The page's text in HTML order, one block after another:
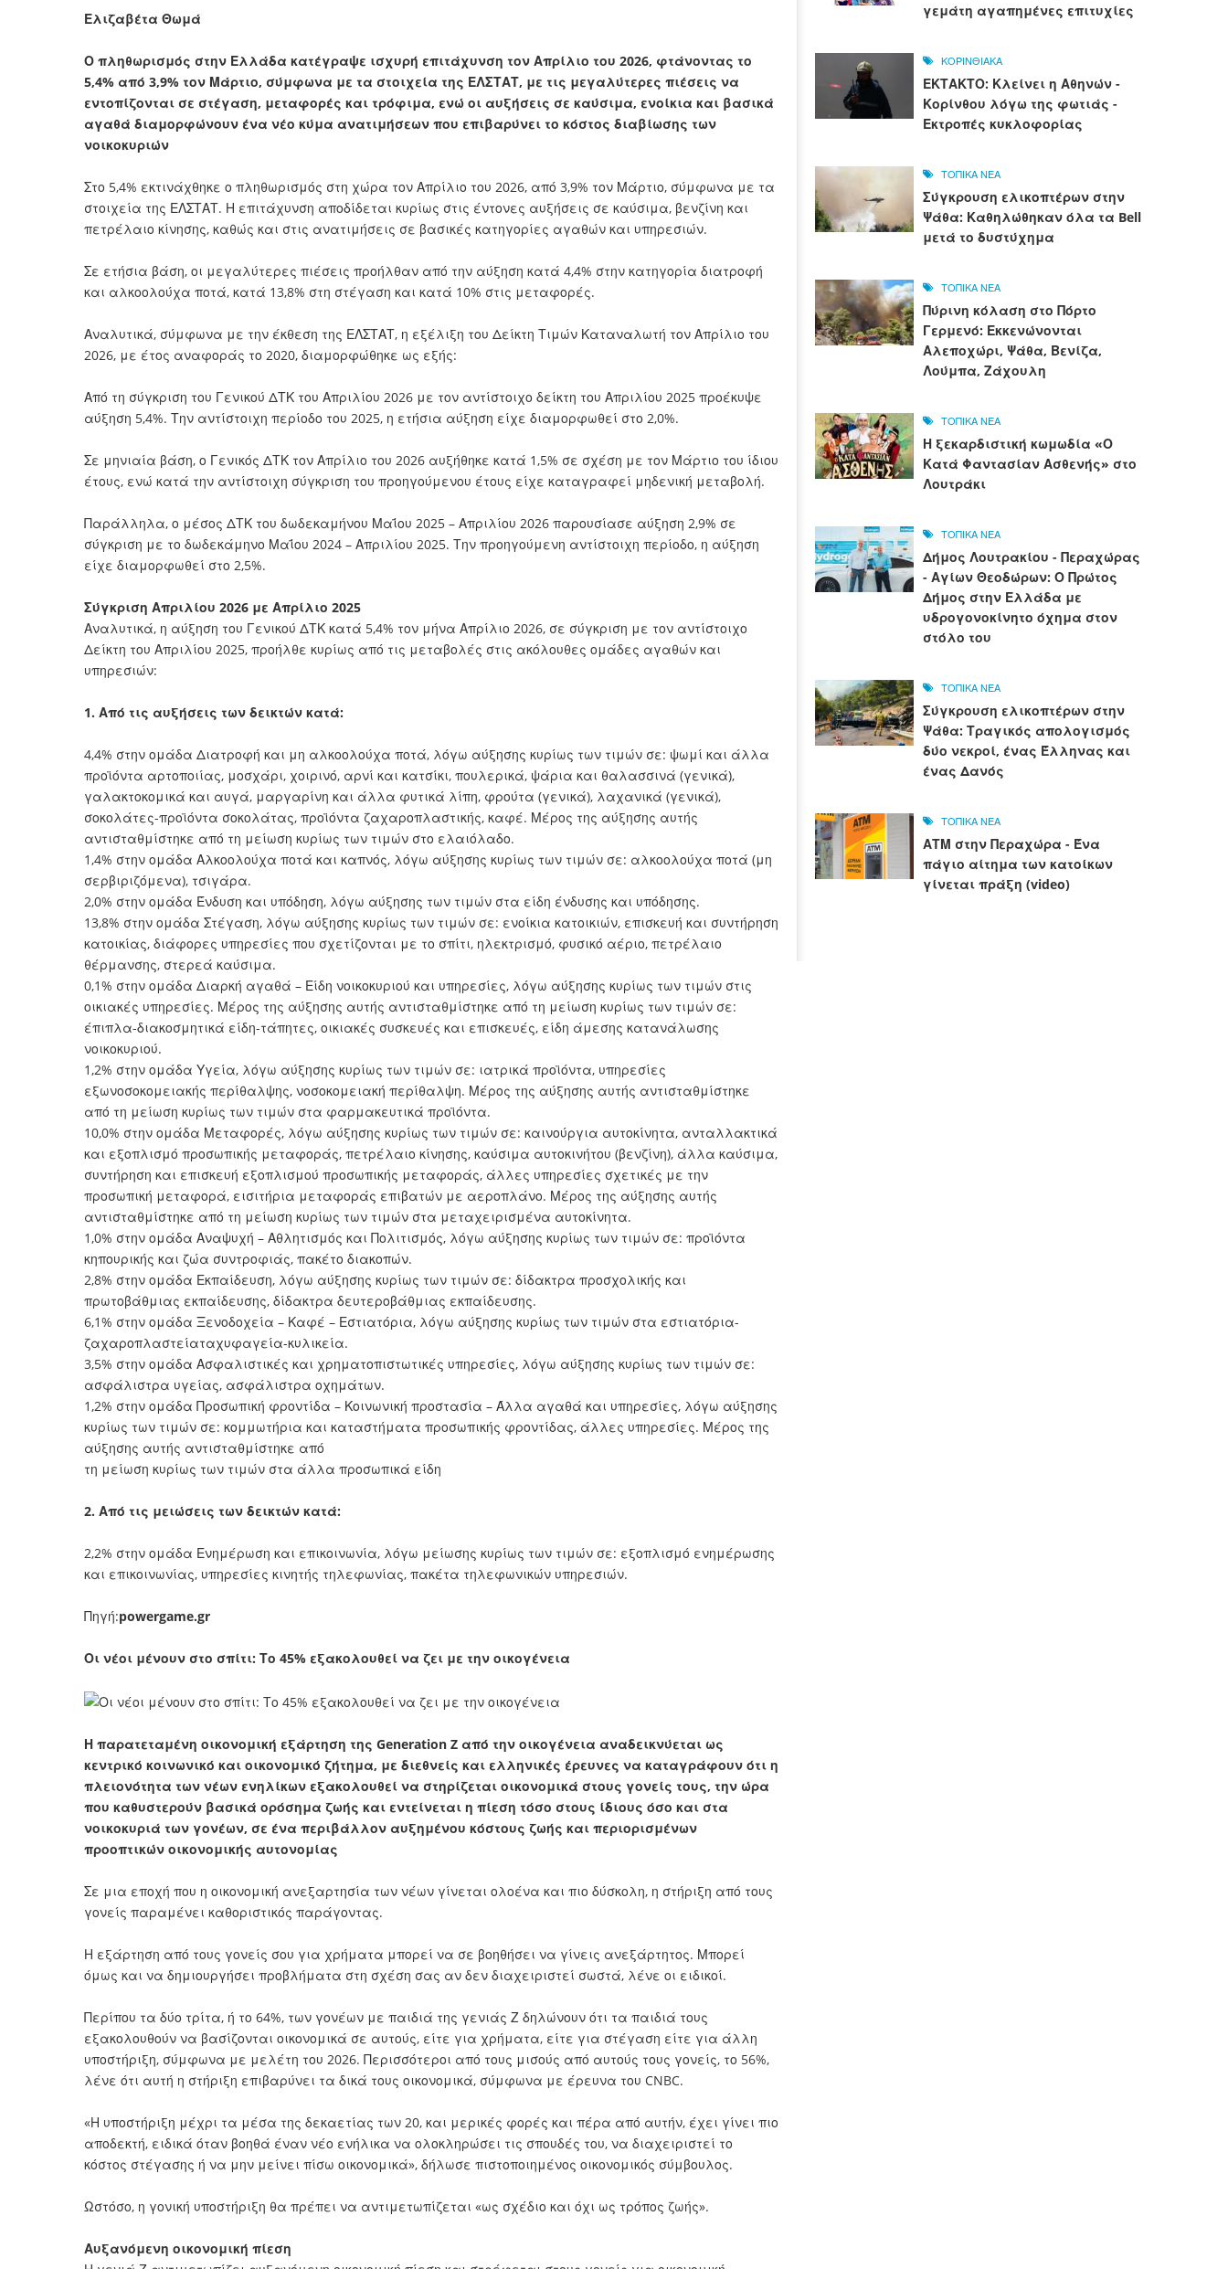
Ελιζαβέτα Θωμά
Ο πληθωρισμός στην Ελλάδα κατέγραψε ισχυρή επιτάχυνση τον Απρίλιο του 2026, φτάνοντας το
5,4% από 3,9% τον Μάρτιο, σύμφωνα με τα στοιχεία της ΕΛΣΤΑΤ, με τις μεγαλύτερες πιέσεις να
εντοπίζονται σε στέγαση, μεταφορές και τρόφιμα, ενώ οι αυξήσεις σε καύσιμα, ενοίκια και βασικά
αγαθά διαμορφώνουν ένα νέο κύμα ανατιμήσεων που επιβαρύνει το κόστος διαβίωσης των
νοικοκυριών
Στο 5,4% εκτινάχθηκε ο πληθωρισμός στη χώρα τον Απρίλιο του 2026, από 3,9% τον Μάρτιο, σύμφωνα με τα
στοιχεία της ΕΛΣΤΑΤ. Η επιτάχυνση αποδίδεται κυρίως στις έντονες αυξήσεις σε καύσιμα, βενζίνη και
πετρέλαιο κίνησης, καθώς και στις ανατιμήσεις σε βασικές κατηγορίες αγαθών και υπηρεσιών.
Σε ετήσια βάση, οι μεγαλύτερες πιέσεις προήλθαν από την αύξηση κατά 4,4% στην κατηγορία διατροφή
και αλκοολούχα ποτά, κατά 13,8% στη στέγαση και κατά 10% στις μεταφορές.
Αναλυτικά, σύμφωνα με την έκθεση της ΕΛΣΤΑΤ, η εξέλιξη του Δείκτη Τιμών Καταναλωτή τον Απρίλιο του
2026, με έτος αναφοράς το 2020, διαμορφώθηκε ως εξής:
Από τη σύγκριση του Γενικού ΔΤΚ του Απριλίου 2026 με τον αντίστοιχο δείκτη του Απριλίου 2025 προέκυψε
αύξηση 5,4%. Την αντίστοιχη περίοδο του 2025, η ετήσια αύξηση είχε διαμορφωθεί στο 2,0%.
Σε μηνιαία βάση, ο Γενικός ΔΤΚ τον Απρίλιο του 2026 αυξήθηκε κατά 1,5% σε σχέση με τον Μάρτιο του ίδιου
έτους, ενώ κατά την αντίστοιχη σύγκριση του προηγούμενου έτους είχε καταγραφεί μηδενική μεταβολή.
Παράλληλα, ο μέσος ΔΤΚ του δωδεκαμήνου Μαΐου 2025 – Απριλίου 2026 παρουσίασε αύξηση 2,9% σε
σύγκριση με το δωδεκάμηνο Μαΐου 2024 – Απριλίου 2025. Την προηγούμενη αντίστοιχη περίοδο, η αύξηση
είχε διαμορφωθεί στο 2,5%.
Σύγκριση Απριλίου 2026 με Απρίλιο 2025
Αναλυτικά, η αύξηση του Γενικού ΔΤΚ κατά 5,4% τον μήνα Απρίλιο 2026, σε σύγκριση με τον αντίστοιχο
Δείκτη του Απριλίου 2025, προήλθε κυρίως από τις μεταβολές στις ακόλουθες ομάδες αγαθών και
υπηρεσιών:
1. Από τις αυξήσεις των δεικτών κατά:
4,4% στην ομάδα Διατροφή και μη αλκοολούχα ποτά, λόγω αύξησης κυρίως των τιμών σε: ψωμί και άλλα
προϊόντα αρτοποιίας, μοσχάρι, χοιρινό, αρνί και κατσίκι, πουλερικά, ψάρια και θαλασσινά (γενικά),
γαλακτοκομικά και αυγά, μαργαρίνη και άλλα φυτικά λίπη, φρούτα (γενικά), λαχανικά (γενικά),
σοκολάτες-προϊόντα σοκολάτας, προϊόντα ζαχαροπλαστικής, καφέ. Μέρος της αύξησης αυτής
αντισταθμίστηκε από τη μείωση κυρίως των τιμών στο ελαιόλαδο.
1,4% στην ομάδα Αλκοολούχα ποτά και καπνός, λόγω αύξησης κυρίως των τιμών σε: αλκοολούχα ποτά (μη
σερβιριζόμενα), τσιγάρα.
2,0% στην ομάδα Ένδυση και υπόδηση, λόγω αύξησης των τιμών στα είδη ένδυσης και υπόδησης.
13,8% στην ομάδα Στέγαση, λόγω αύξησης κυρίως των τιμών σε: ενοίκια κατοικιών, επισκευή και συντήρηση
κατοικίας, διάφορες υπηρεσίες που σχετίζονται με το σπίτι, ηλεκτρισμό, φυσικό αέριο, πετρέλαιο
θέρμανσης, στερεά καύσιμα.
0,1% στην ομάδα Διαρκή αγαθά – Είδη νοικοκυριού και υπηρεσίες, λόγω αύξησης κυρίως των τιμών στις
οικιακές υπηρεσίες. Μέρος της αύξησης αυτής αντισταθμίστηκε από τη μείωση κυρίως των τιμών σε:
έπιπλα-διακοσμητικά είδη-τάπητες, οικιακές συσκευές και επισκευές, είδη άμεσης κατανάλωσης
νοικοκυριού.
1,2% στην ομάδα Υγεία, λόγω αύξησης κυρίως των τιμών σε: ιατρικά προϊόντα, υπηρεσίες
εξωνοσοκομειακής περίθαλψης, νοσοκομειακή περίθαλψη. Μέρος της αύξησης αυτής αντισταθμίστηκε
από τη μείωση κυρίως των τιμών στα φαρμακευτικά προϊόντα.
10,0% στην ομάδα Μεταφορές, λόγω αύξησης κυρίως των τιμών σε: καινούργια αυτοκίνητα, ανταλλακτικά
και εξοπλισμό προσωπικής μεταφοράς, πετρέλαιο κίνησης, καύσιμα αυτοκινήτου (βενζίνη), άλλα καύσιμα,
συντήρηση και επισκευή εξοπλισμού προσωπικής μεταφοράς, άλλες υπηρεσίες σχετικές με την
προσωπική μεταφορά, εισιτήρια μεταφοράς επιβατών με αεροπλάνο. Μέρος της αύξησης αυτής
αντισταθμίστηκε από τη μείωση κυρίως των τιμών στα μεταχειρισμένα αυτοκίνητα.
1,0% στην ομάδα Αναψυχή – Αθλητισμός και Πολιτισμός, λόγω αύξησης κυρίως των τιμών σε: προϊόντα
κηπουρικής και ζώα συντροφιάς, πακέτο διακοπών.
2,8% στην ομάδα Εκπαίδευση, λόγω αύξησης κυρίως των τιμών σε: δίδακτρα προσχολικής και
πρωτοβάθμιας εκπαίδευσης, δίδακτρα δευτεροβάθμιας εκπαίδευσης.
6,1% στην ομάδα Ξενοδοχεία – Καφέ – Εστιατόρια, λόγω αύξησης κυρίως των τιμών στα εστιατόρια-
ζαχαροπλαστείαταχυφαγεία-κυλικεία.
3,5% στην ομάδα Ασφαλιστικές και χρηματοπιστωτικές υπηρεσίες, λόγω αύξησης κυρίως των τιμών σε:
ασφάλιστρα υγείας, ασφάλιστρα οχημάτων.
1,2% στην ομάδα Προσωπική φροντίδα – Κοινωνική προστασία – Άλλα αγαθά και υπηρεσίες, λόγω αύξησης
κυρίως των τιμών σε: κομμωτήρια και καταστήματα προσωπικής φροντίδας, άλλες υπηρεσίες. Μέρος της
αύξησης αυτής αντισταθμίστηκε από
τη μείωση κυρίως των τιμών στα άλλα προσωπικά είδη
2. Από τις μειώσεις των δεικτών κατά:
2,2% στην ομάδα Ενημέρωση και επικοινωνία, λόγω μείωσης κυρίως των τιμών σε: εξοπλισμό ενημέρωσης
και επικοινωνίας, υπηρεσίες κινητής τηλεφωνίας, πακέτα τηλεφωνικών υπηρεσιών.
Πηγή:powergame.gr
Οι νέοι μένουν στο σπίτι: Το 45% εξακολουθεί να ζει με την οικογένεια
Η παρατεταμένη οικονομική εξάρτηση της Generation Z από την οικογένεια αναδεικνύεται ως
κεντρικό κοινωνικό και οικονομικό ζήτημα, με διεθνείς και ελληνικές έρευνες να καταγράφουν ότι η
πλειονότητα των νέων ενηλίκων εξακολουθεί να στηρίζεται οικονομικά στους γονείς τους, την ώρα
που καθυστερούν βασικά ορόσημα ζωής και εντείνεται η πίεση τόσο στους ίδιους όσο και στα
νοικοκυριά των γονέων, σε ένα περιβάλλον αυξημένου κόστους ζωής και περιορισμένων
προοπτικών οικονομικής αυτονομίας
Σε μια εποχή που η οικονομική ανεξαρτησία των νέων γίνεται ολοένα και πιο δύσκολη, η στήριξη από τους
γονείς παραμένει καθοριστικός παράγοντας.
Η εξάρτηση από τους γονείς σου για χρήματα μπορεί να σε βοηθήσει να γίνεις ανεξάρτητος. Μπορεί
όμως και να δημιουργήσει προβλήματα στη σχέση σας αν δεν διαχειριστεί σωστά, λένε οι ειδικοί.
Περίπου τα δύο τρίτα, ή το 64%, των γονέων με παιδιά της γενιάς Ζ δηλώνουν ότι τα παιδιά τους
εξακολουθούν να βασίζονται οικονομικά σε αυτούς, είτε για χρήματα, είτε για στέγαση είτε για άλλη
υποστήριξη, σύμφωνα με μελέτη του 2026. Περισσότεροι από τους μισούς από αυτούς τους γονείς, το 56%,
λένε ότι αυτή η στήριξη επιβαρύνει τα δικά τους οικονομικά, σύμφωνα με έρευνα του CNBC.
«Η υποστήριξη μέχρι τα μέσα της δεκαετίας των 20, και μερικές φορές και πέρα από αυτήν, έχει γίνει πιο
αποδεκτή, ειδικά όταν βοηθά έναν νέο ενήλικα να ολοκληρώσει τις σπουδές του, να διαχειριστεί το
κόστος στέγασης ή να μην μείνει πίσω οικονομικά», δήλωσε πιστοποιημένος οικονομικός σύμβουλος.
Ωστόσο, η γονική υποστήριξη θα πρέπει να αντιμετωπίζεται «ως σχέδιο και όχι ως τρόπος ζωής».
Αυξανόμενη οικονομική πίεση
γεμάτη αγαπημένες επιτυχίες
ΚΟΡΙΝΘΙΑΚΑ
ΕΚΤΑΚΤΟ: Κλείνει η Αθηνών -
Κορίνθου λόγω της φωτιάς -
Εκτροπές κυκλοφορίας
ΤΟΠΙΚΑ ΝΕΑ
Σύγκρουση ελικοπτέρων στην
Ψάθα: Καθηλώθηκαν όλα τα Bell
μετά το δυστύχημα
ΤΟΠΙΚΑ ΝΕΑ
Πύρινη κόλαση στο Πόρτο
Γερμενό: Εκκενώνονται
Αλεποχώρι, Ψάθα, Βενίζα,
Λούμπα, Ζάχουλη
ΤΟΠΙΚΑ ΝΕΑ
Η ξεκαρδιστική κωμωδία «Ο
Κατά Φαντασίαν Ασθενής» στο
Λουτράκι
ΤΟΠΙΚΑ ΝΕΑ
Δήμος Λουτρακίου - Περαχώρας
- Αγίων Θεοδώρων: Ο Πρώτος
Δήμος στην Ελλάδα με
υδρογονοκίνητο όχημα στον
στόλο του
ΤΟΠΙΚΑ ΝΕΑ
Σύγκρουση ελικοπτέρων στην
Ψάθα: Τραγικός απολογισμός
δύο νεκροί, ένας Έλληνας και
ένας Δανός
ΤΟΠΙΚΑ ΝΕΑ
ΑΤΜ στην Περαχώρα - Ένα
πάγιο αίτημα των κατοίκων
γίνεται πράξη (video)